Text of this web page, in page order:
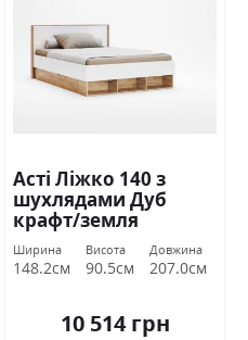
Асті Ліжко 140 з
шухлядами Дуб
крафт/земля
Міромарк
Ширина
148.2см
Висота
90.5см
Довжина
207.0см
10 514 грн